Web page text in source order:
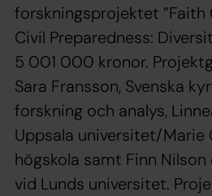
forskningsprojektet
Civil Preparedness:
5 001 000 kronor.
Sara Fransson, Svenska
forskning och analys,
Uppsala universitet/Marie
högskola samt Finn
vid Lunds universitet.